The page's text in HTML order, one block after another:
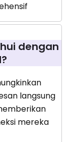
dengan
langsung
mereka